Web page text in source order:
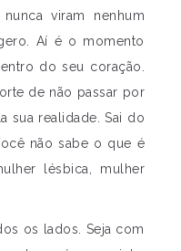
viram nenhum
Aí é o momento
do seu coração.
de não passar por
sua realidade. Sai do
não sabe o que é
lésbica, mulher
os lados. Seja com